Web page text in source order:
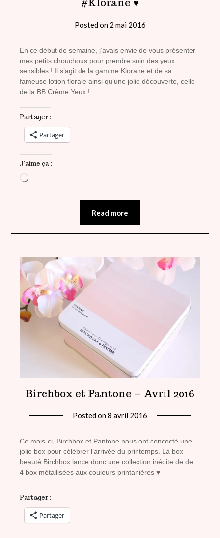
#Klorane ♥
Posted on 2 mai 2016
heavenly
En ce début de semaine, j’avais envie de vous présenter
mes petits chouchous pour prendre soin des yeux
sensibles ! Il s’agit de la gamme Klorane et de sa
fameuse lotion florale ainsi qu’une jolie découverte, celle
de la BB Crème Yeux !
Partager :
Partager
J’aime ça :
Chargement…
Read more
Birchbox et Pantone – Avril 2016
Posted on8 avril 2016
heavenly
Ce mois-ci, Birchbox et Pantone nous ont concocté une
jolie box pour célébrer l’arrivée du printemps. La box
beauté Birchbox lance donc une collection inédite de de
4 box métallisées aux couleurs printanières ♥
Partager :
Partager